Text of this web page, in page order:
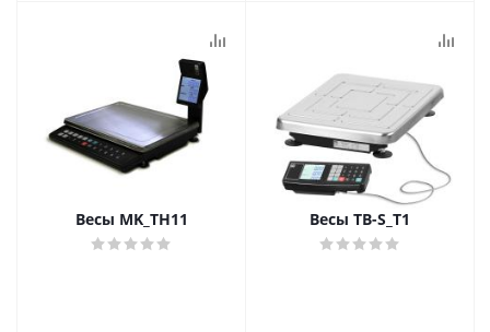
Весы MK_ТН11 Весы TB-S_T1